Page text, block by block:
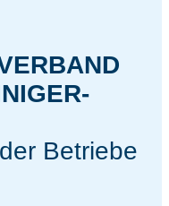
Betriebe